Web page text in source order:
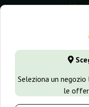
Seleziona un
le
GanjaFarmer.it Tipi